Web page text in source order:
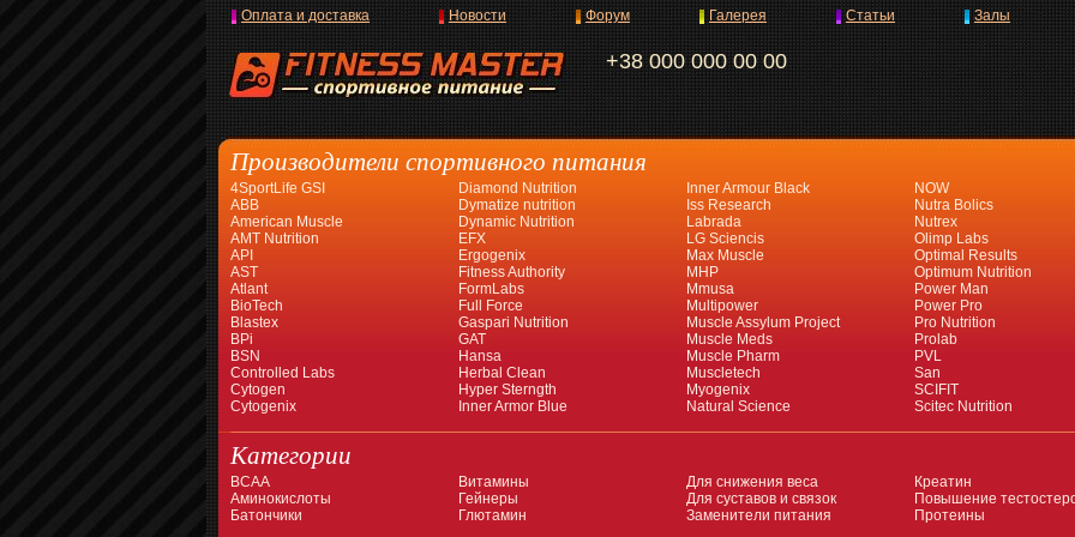
+38 000 000 00 00
Оплата и доставка Новости Форум Галерея Статьи Залы
Производители спортивного питания
4SportLife GSI
ABB
American Muscle
AMT Nutrition
API
AST
Atlant
BioTech
Blastex
BPi
BSN
Controlled Labs
Cytogen
Cytogenix
Diamond Nutrition
Dymatize nutrition
Dynamic Nutrition
EFX
Ergogenix
Fitness Authority
FormLabs
Full Force
Gaspari Nutrition
GAT
Hansa
Herbal Clean
Hyper Sterngth
Inner Armor Blue
Inner Armour Black
Iss Research
Labrada
LG Sciencis
Max Muscle
MHP
Mmusa
Multipower
Muscle Assylum Project
Muscle Meds
Muscle Pharm
Muscletech
Myogenix
Natural Science
NOW
Nutra Bolics
Nutrex
Olimp Labs
Optimal Results
Optimum Nutrition
Power Man
Power Pro
Pro Nutrition
Prolab
PVL
San
SCIFIT
Scitec Nutrition
Категории
BCAA
Аминокислоты
Батончики
Витамины
Гейнеры
Глютамин
Для снижения веса
Для суставов и связок
Заменители питания
Креатин
Повышение
Протеины